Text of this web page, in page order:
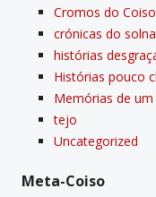
Cromos do Coiso
crónicas do
histórias
Histórias pouco
Memórias de
tejo
Uncategorized
Meta-Coiso